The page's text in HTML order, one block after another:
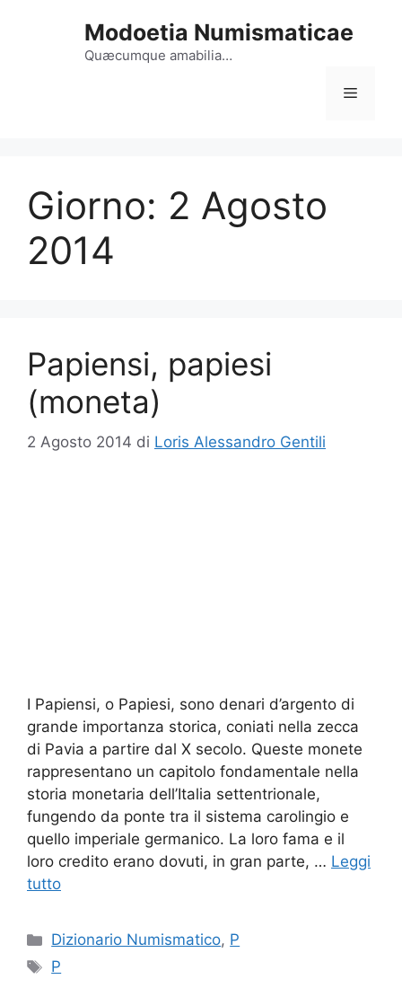
Modoetia Numismaticae
Quæcumque amabilia…
Menu
Giorno: 2 Agosto
2014
Papiensi, papiesi
(moneta)
2 Agosto 2014 di Loris Alessandro Gentili
I Papiensi, o Papiesi, sono denari d’argento di
grande importanza storica, coniati nella zecca
di Pavia a partire dal X secolo. Queste monete
rappresentano un capitolo fondamentale nella
storia monetaria dell’Italia settentrionale,
fungendo da ponte tra il sistema carolingio e
quello imperiale germanico. La loro fama e il
loro credito erano dovuti, in gran parte, … Leggi
tutto
Categorie
Dizionario Numismatico, P
Tag
P